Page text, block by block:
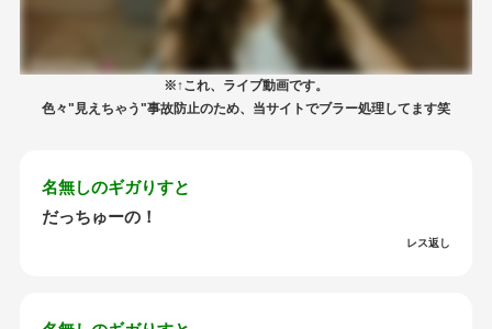
※↑これ、ライブ動画です。
色々"見えちゃう"事故防止のため、当サイトでブラー処理してます笑
名無しのギガりすと
だっちゅーの！
レス返し